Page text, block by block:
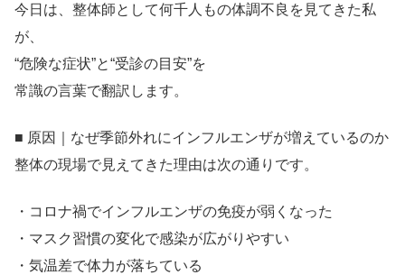
今日は、整体師として何千人もの体調不良を見てきた私
が、
“危険な症状”と“受診の目安”を
常識の言葉で翻訳します。
■ 原因｜なぜ季節外れにインフルエンザが増えているのか
整体の現場で見えてきた理由は次の通りです。
・コロナ禍でインフルエンザの免疫が弱くなった
・マスク習慣の変化で感染が広がりやすい
・気温差で体力が落ちている